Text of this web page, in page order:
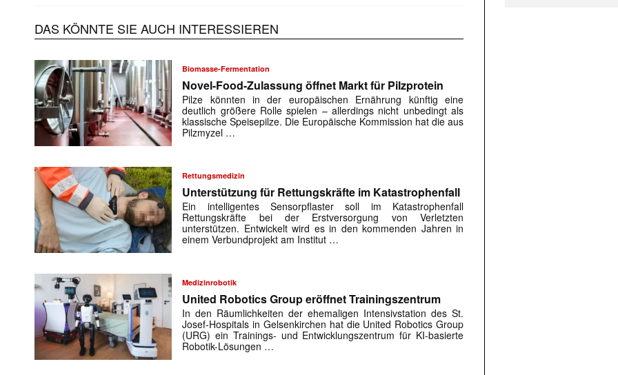
DAS KÖNNTE SIE AUCH INTERESSIEREN
Biomasse-Fermentation
Novel-Food-Zulassung öffnet Markt für Pilzprotein
Pilze könnten in der europäischen Ernährung künftig eine
deutlich größere Rolle spielen – allerdings nicht unbedingt als
klassische Speisepilze. Die Europäische Kommission hat die aus
Pilzmyzel …
Rettungsmedizin
Unterstützung für Rettungskräfte im Katastrophenfall
Ein intelligentes Sensorpflaster soll im Katastrophenfall
Rettungskräfte bei der Erstversorgung von Verletzten
unterstützen. Entwickelt wird es in den kommenden Jahren in
einem Verbundprojekt am Institut …
Medizinrobotik
United Robotics Group eröffnet Trainingszentrum
In den Räumlichkeiten der ehemaligen Intensivstation des St.
Josef-Hospitals in Gelsenkirchen hat die United Robotics Group
(URG) ein Trainings- und Entwicklungszentrum für KI-basierte
Robotik-Lösungen …